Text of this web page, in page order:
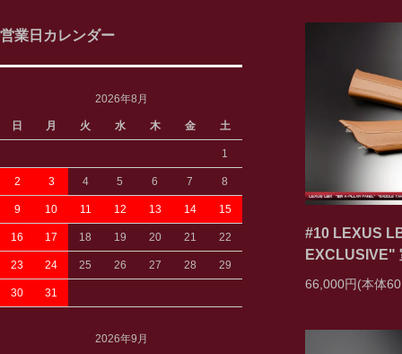
営業日カレンダー
2026年8月
日 月 火 水 木 金 土
1
2 3 4 5 6 7 8
9 10 11 12 13 14 15
16 17 18 19 20 21 22
23 24 25 26 27 28 29
30 31
2026年9月
#10 LEXUS
EXCLUSIVE"
66,000円(本体